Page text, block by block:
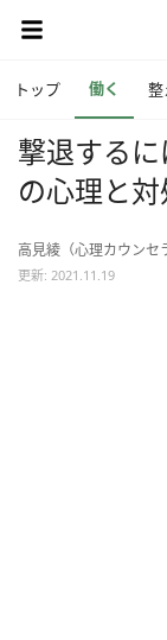
トップ 働く 整
撃退する
の心理と
高見綾（心理カウンセ
更新: 2021.11.19